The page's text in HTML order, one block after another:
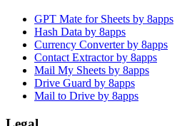
GPT Mate for Sheets by 8apps
Hash Data by 8apps
Currency Converter by 8apps
Contact Extractor by 8apps
Mail My Sheets by 8apps
Drive Guard by 8apps
Mail to Drive by 8apps